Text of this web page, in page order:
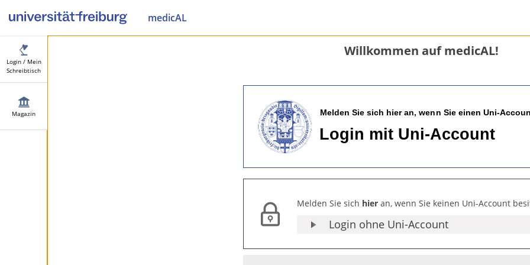
medicAL
Login / Mein
Schreibtisch
Magazin
Willkommen auf medicAL!
Melden Sie sich hier an, wenn Sie keinen Uni-Account
Login ohne Uni-Account